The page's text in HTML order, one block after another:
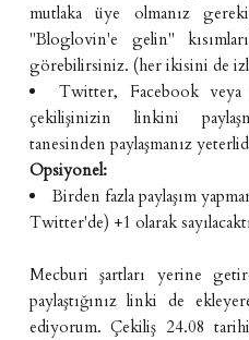
mutlaka üye olmanız
"Bloglovin'e gelin"
görebilirsiniz. (her ikisini de
Twitter, Facebook veya
çekilişinizin linkini
tanesinden paylaşmanız
Opsiyonel:
Birden fazla paylaşım
Twitter'de) +1 olarak
Mecburi şartları yerine
paylaştığınız linki de
ediyorum. Çekiliş 24.08